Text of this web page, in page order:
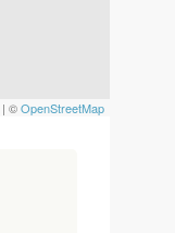
| ©OpenStreetMap